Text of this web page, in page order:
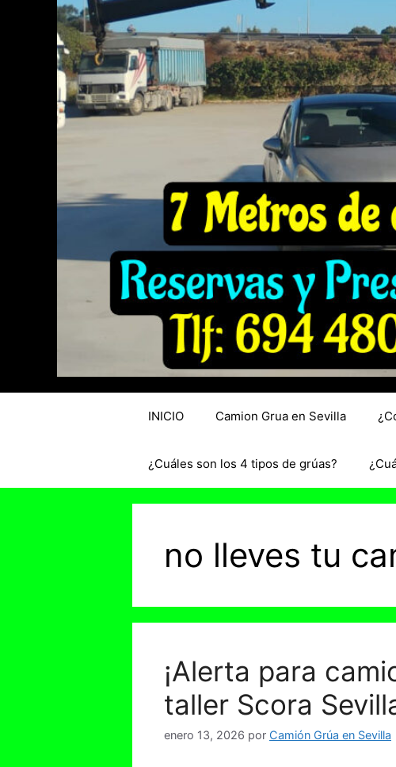
INICIO Camion Grua en Sevilla
¿Cuáles son los 4 tipos de grúas?
no lleves tu
¡Alerta para
taller Scora
enero 13, 2026 por Camión Grúa en Sevilla